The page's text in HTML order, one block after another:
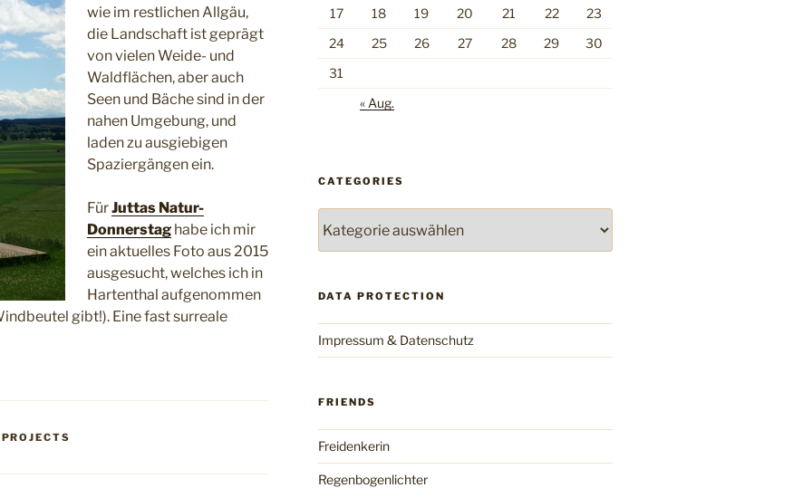
wie im restlichen Allgäu,
die Landschaft ist geprägt
von vielen Weide- und
Waldflächen, aber auch
Seen und Bäche sind in der
nahen Umgebung, und
laden zu ausgiebigen
Spaziergängen ein.
FürJuttas Natur-
Donnerstag habe ich mir
ein aktuelles Foto aus 2015
ausgesucht, welches ich in
Hartenthal aufgenommen
gibt!). Eine fast surreale
PROJECTS
17 18 19 20 21 22
23
24
25 26 27 28 29
30
31
« Aug.
CATEGORIES
DATA PROTECTION
Impressum & Datenschutz
FRIENDS
Freidenkerin
Regenbogenlichter